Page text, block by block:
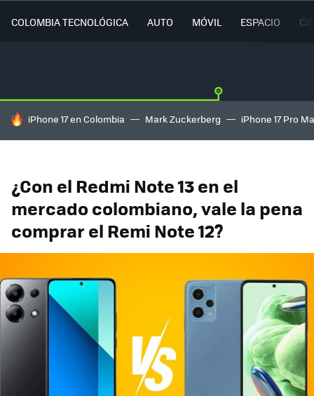
COLOMBIA TECNOLÓGICA AUTO MÓVIL ESPACIO
HOY SE HABLA DE
iPhone 17 en Colombia Mark Zuckerberg iPhone 17 Pro
¿Con el Redmi Note 13 en el
mercado colombiano, vale la pena
comprar el Remi Note 12?